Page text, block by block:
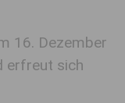
16. Dezember
erfreut sich